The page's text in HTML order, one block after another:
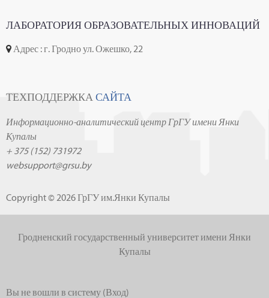
ЛАБОРАТОРИЯ ОБРАЗОВАТЕЛЬНЫХ ИННОВАЦИЙ
Адрес : г. Гродно ул. Ожешко, 22
ТЕХПОДДЕРЖКА САЙТА
Информационно-аналитический центр ГрГУ имени Янки
Купалы
+ 375 (152) 731972
websupport@grsu.by
Copyright © 2026 ГрГУ им.Янки Купалы
Гродненский государственный университет имени Янки
Купалы
Вы не вошли в систему (Вход)